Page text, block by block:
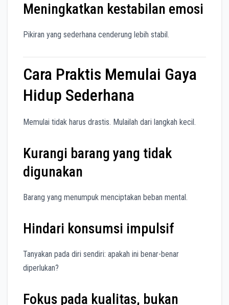
Meningkatkan kestabilan emosi
Pikiran yang sederhana cenderung lebih stabil.
Cara Praktis Memulai Gaya
Hidup Sederhana
Memulai tidak harus drastis. Mulailah dari langkah kecil.
Kurangi barang yang tidak
digunakan
Barang yang menumpuk menciptakan beban mental.
Hindari konsumsi impulsif
Tanyakan pada diri sendiri: apakah ini benar-benar
diperlukan?
Fokus pada kualitas, bukan